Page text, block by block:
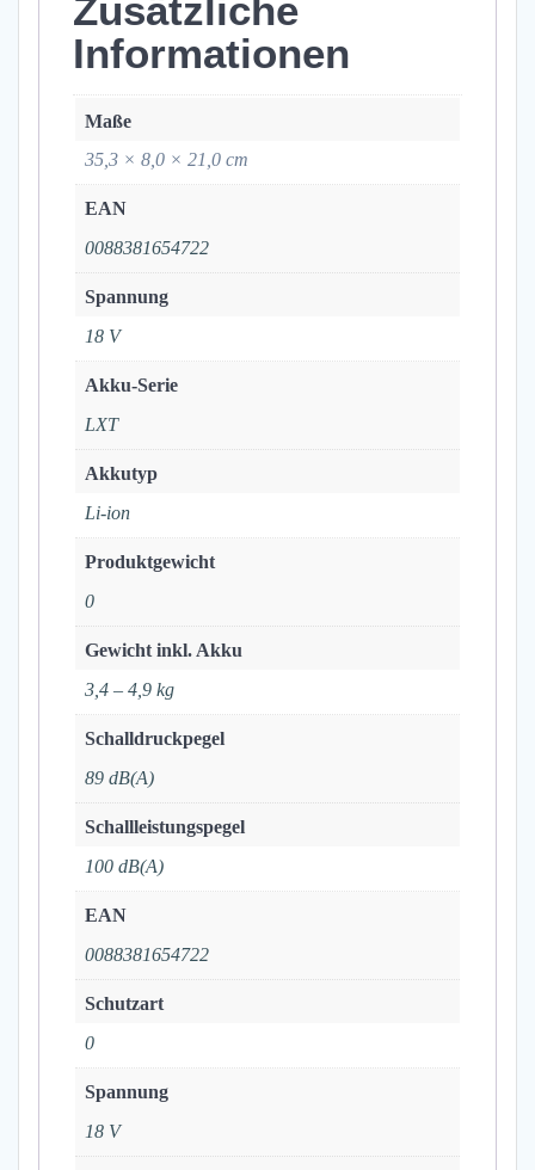
Zusätzliche
Informationen
Maße
35,3 × 8,0 × 21,0 cm
EAN
0088381654722
Spannung
18 V
Akku-Serie
LXT
Akkutyp
Li-ion
Produktgewicht
0
Gewicht inkl. Akku
3,4 – 4,9 kg
Schalldruckpegel
89 dB(A)
Schallleistungspegel
100 dB(A)
EAN
0088381654722
Schutzart
0
Spannung
18 V